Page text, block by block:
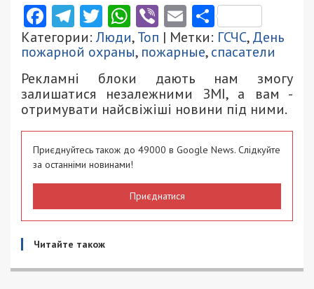
Facebook
Telegram
Twitter
WhatsApp
ViberEmail
Категории:Люди,Топ | Метки: ГСЧС,День
пожарной охраны, пожарные,спасатели
Рекламні блоки дають нам змогу
залишатися незалежними ЗМІ, а вам -
отримувати найсвіжіші новини під ними.
Приєднуйтесь також до 49000 в Google News. Слідкуйте
за останніми новинами!
Приєднатися
Читайте також